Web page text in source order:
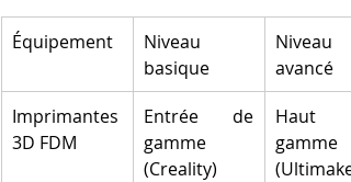
Équipement
Niveau
basique
Niveau
avancé
Imprimantes
3D FDM
Entrée de
gamme
(Creality)
Haut
gamme